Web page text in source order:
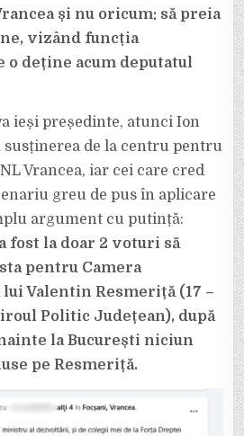
și nu oricum: să preia
vizând funcția
o deține acum deputatul
ieși președinte, atunci Ion
susținerea de la centru pentru
Vrancea, iar cei care cred
greu de pus în aplicare
argument cu putință:
fost la doar 2 voturi să
pentru Camera
Valentin Resmeriță (17 –
Politic Județean), după
la București niciun
pe Resmeriță.